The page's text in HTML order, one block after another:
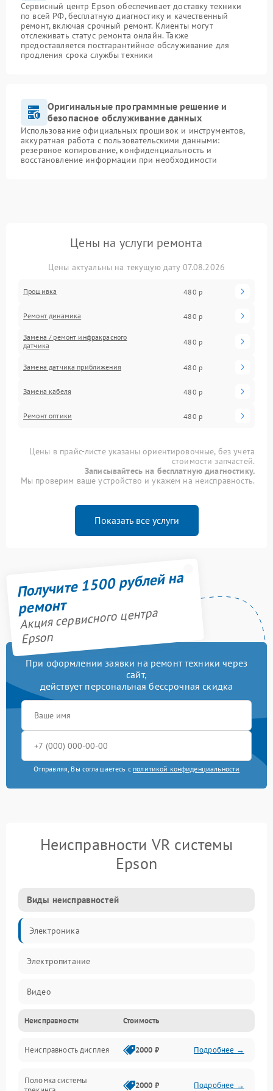
Сервисный центр Epson обеспечивает доставку техники
по всей РФ, бесплатную диагностику и качественный
ремонт, включая срочный ремонт. Клиенты могут
отслеживать статус ремонта онлайн. Также
предоставляется постгарантийное обслуживание для
продления срока службы техники
Оригинальные программные решение и
безопасное обслуживание данных
Использование официальных прошивок и инструментов,
аккуратная работа с пользовательскими данными:
резервное копирование, конфиденциальность и
восстановление информации при необходимости
Цены на услуги ремонта
Цены актуальны на текущую дату 07.08.2026
Прошивка 480 р
Ремонт динамика 480 р
Замена / ремонт инфракрасного
датчика
480 р
Замена датчика приближения 480 р
Замена кабеля 480 р
Ремонт оптики 480 р
Цены в прайс-листе указаны ориентировочные, без учета
стоимости запчастей.
Записывайтесь на бесплатную диагностику.
Мы проверим ваше устройство и укажем на неисправность.
Показать все услуги
Получите 1500 рублей на
ремонт
Акция сервисного центра
Epson
При оформлении заявки на ремонт техники через
сайт,
действует персональная бессрочная скидка
Отправляя, Вы соглашаетесь с политикой конфиденциальности
Неисправности VR системы
Epson
Виды неисправностей
Электроника
Электропитание
Видео
ПО
Сенсоры
Механические повреждения
Неисправности Стоимость
Неисправность дисплея 2000 ₽ Подробнее →
Поломка системы
2000 ₽ Подробнее →